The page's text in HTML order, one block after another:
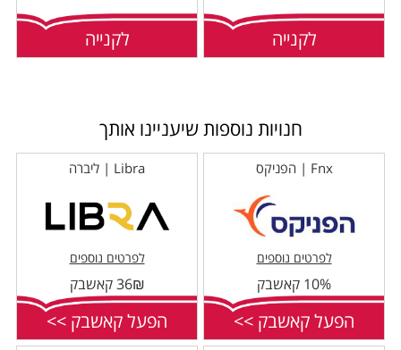
לקנייה לקנייה
חנויות נוספות שיעניינו אותך
Fnx | הפניקס
לפרטים נוספים
10% קאשבק
הפעל קאשבק >>
Libra | ליברה
לפרטים נוספים
36₪ קאשבק
הפעל קאשבק >>